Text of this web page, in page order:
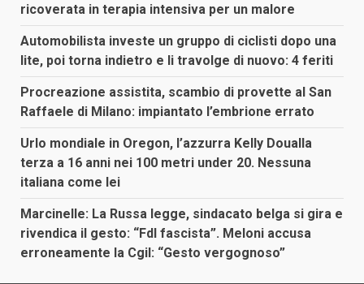
ricoverata in terapia intensiva per un malore
Automobilista investe un gruppo di ciclisti dopo una
lite, poi torna indietro e li travolge di nuovo: 4 feriti
Procreazione assistita, scambio di provette al San
Raffaele di Milano: impiantato l’embrione errato
Urlo mondiale in Oregon, l’azzurra Kelly Doualla
terza a 16 anni nei 100 metri under 20. Nessuna
italiana come lei
Marcinelle: La Russa legge, sindacato belga si gira e
rivendica il gesto: “FdI fascista”. Meloni accusa
erroneamente la Cgil: “Gesto vergognoso”